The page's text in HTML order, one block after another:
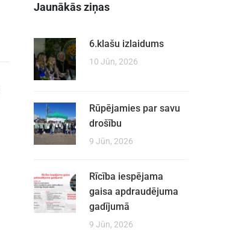
Jaunākās ziņas
6.klašu izlaidums
10 Jūn, 2026
Rūpējamies par savu
drošību
9 Jūn, 2026
Rīcība iespējama
gaisa apdraudējuma
gadījumā
9 Jūn, 2026